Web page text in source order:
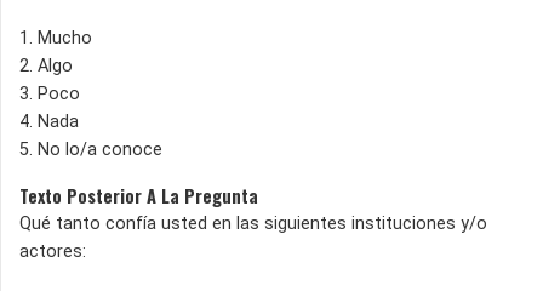
1. Mucho
2. Algo
3. Poco
4. Nada
5. No lo/a conoce
Texto Posterior A La Pregunta
Qué tanto confía usted en las siguientes instituciones y/o
actores: